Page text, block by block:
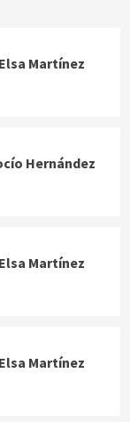
Martínez
Hernández
Martínez
Martínez